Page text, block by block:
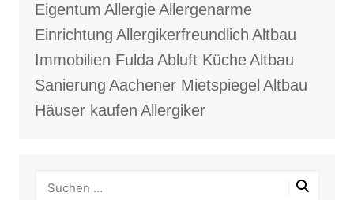
Eigentum AllergieAllergenarme
Einrichtung Allergikerfreundlich Altbau
Immobilien FuldaAbluft KücheAltbau
Sanierung Aachener Mietspiegel Altbau
Häuser kaufen Allergiker